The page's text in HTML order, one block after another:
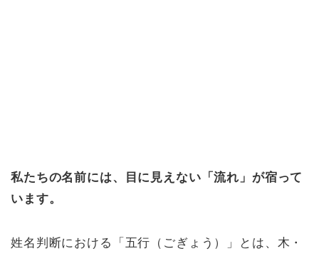
私たちの名前には、目に見えない「流れ」が宿って
います。
姓名判断における「五行（ごぎょう）」とは、木・